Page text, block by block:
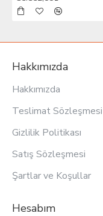
Hakkımızda
Hakkımızda
Teslimat Sözleşmesi
Gizlilik Politikası
Satış Sözleşmesi
Şartlar ve Koşullar
Hesabım